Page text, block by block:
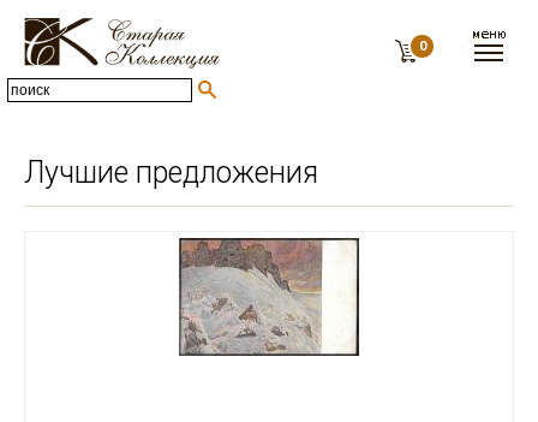
0
Лучшие предложения